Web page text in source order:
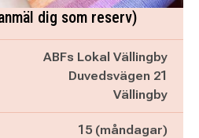
dig som reserv)
ABFs Lokal Vällingby
Duvedsvägen 21
Vällingby
15 (måndagar)